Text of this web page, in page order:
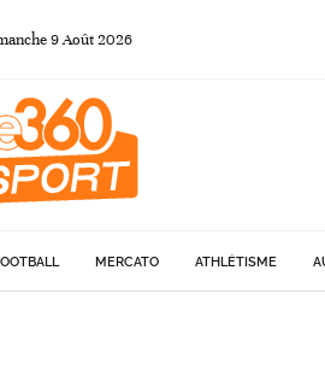
9Août 2026
MERCATO ATHLÉTISME